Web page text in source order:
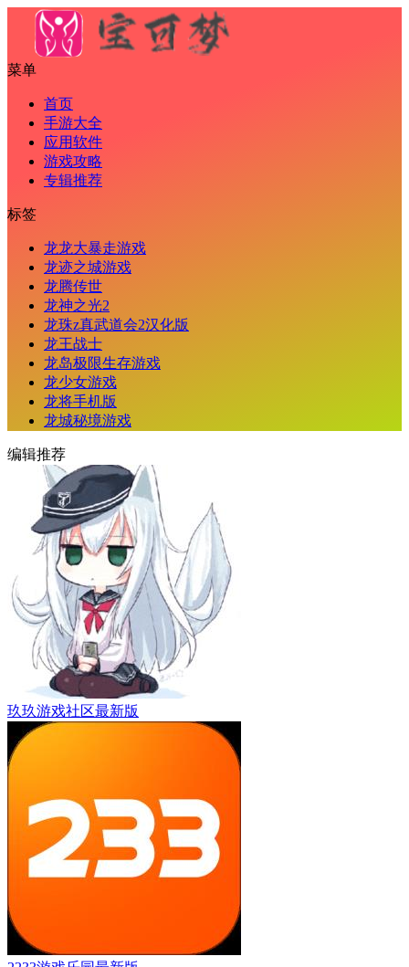
菜单
首页
手游大全
应用软件
游戏攻略
专辑推荐
标签
龙龙大暴走游戏
龙迹之城游戏
龙腾传世
龙神之光2
龙珠z真武道会2汉化版
龙王战士
龙岛极限生存游戏
龙少女游戏
龙将手机版
龙城秘境游戏
编辑推荐
玖玖游戏社区最新版